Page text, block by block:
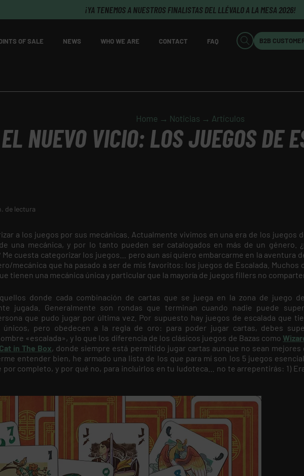
¡YA TENEMOS A NUESTROS FINALISTAS DEL LLÉVALO A LA MESA 2026!
OF SALE NEWS WHO WE ARE CONTACT FAQ B2B
Home → Noticias → Artículos
EL NUEVO VICIO: LOS JUEGOS DE
de lectura
a los juegos por sus mecánicas. Actualmente vivimos en una era de los juegos
una mecánica, y por lo tanto pueden ser catalogados en más de un género.
cuesta categorizar los juegos… pero aun así quiero embarcarme en la aventura
mecánica que ha pasado a ser de mis favoritos: los juegos de Escalada. Muchos
tienen una mecánica única y particular que la mayoría de juegos fillers no
donde cada combinación de cartas que se juega en la zona de juego
jugada. Generalmente son rondas que terminan cuando nadie puede
que pudo jugar por última vez. Por supuesto hay juegos de escalada que
únicos, pero obedecen a la regla de oro: para poder jugar cartas, debes
«escalada», y lo que los diferencia de los clásicos juegos de Bazas como
Cat in The Box, donde siempre está permitido jugar cartas aunque no sean mejores
entender bien, he armado una lista de los que para mí son los 5 juegos
por completo, y por qué no, para incluirlos en tu ludoteca… no te arrepentirás: 1)